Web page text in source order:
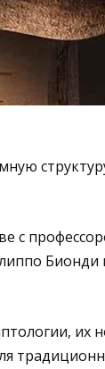
с
Бионди
их